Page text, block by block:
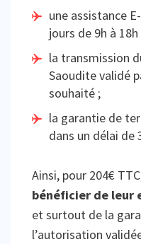
une assistance
jours de 9h à
la transmission
Saoudite validé
souhaité ;
la garantie de
dans un délai de
Ainsi, pour 204€
bénéficier de leur
et surtout de la
l’autorisation